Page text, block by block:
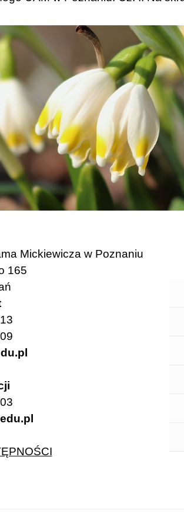
Mickiewicza w Poznaniu
165